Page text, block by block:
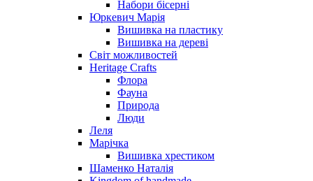
Набори бісерні
Юркевич Марія
Вишивка на пластику
Вишивка на дереві
Світ можливостей
Heritage Crafts
Флора
Фауна
Природа
Люди
Леля
Марічка
Вишивка хрестиком
Шаменко Наталія